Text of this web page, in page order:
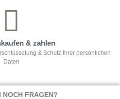
& zahlen
& Schutz Ihrer persönlichen
Daten
NOCH FRAGEN?